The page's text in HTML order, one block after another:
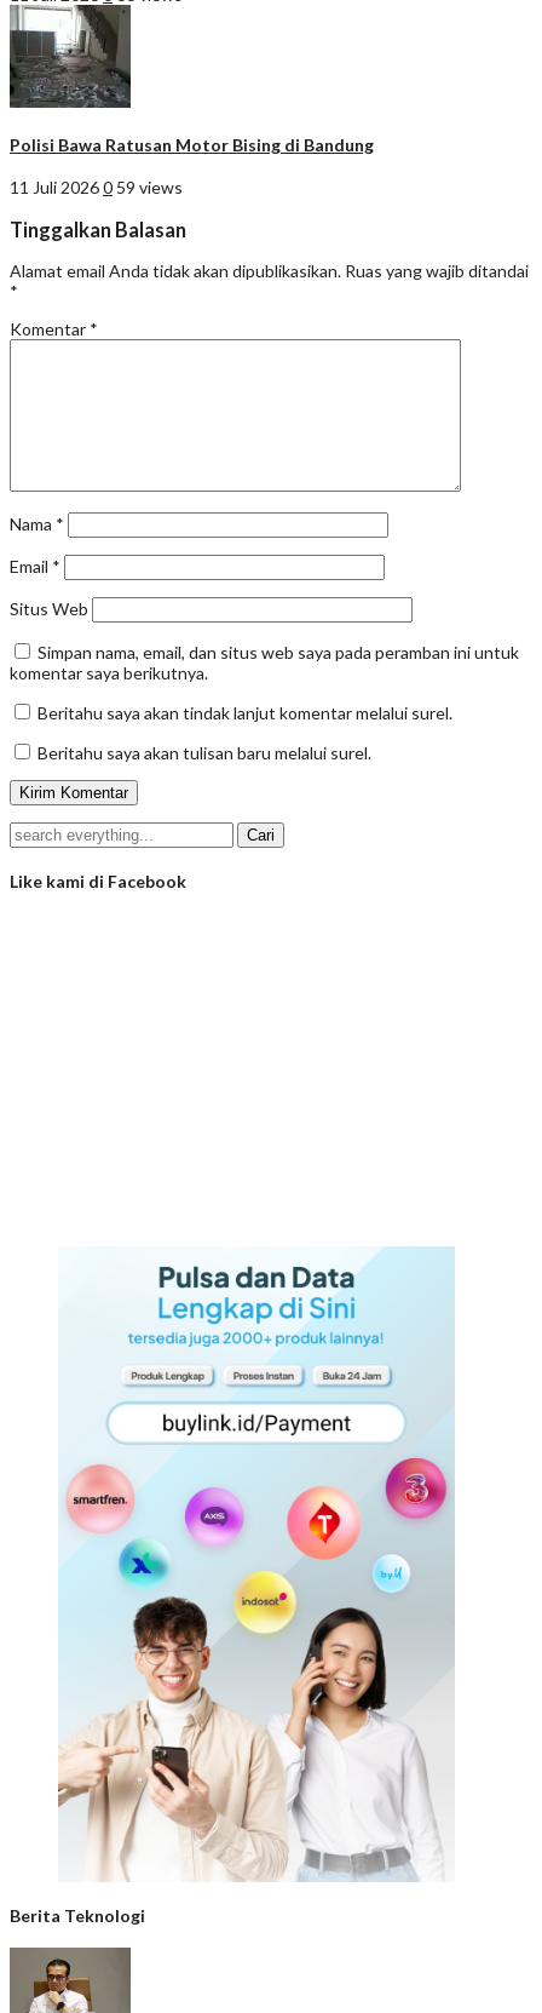
Polisi Bawa Ratusan Motor Bising di Bandung
11 Juli 20260 59 views
Tinggalkan Balasan
Alamat email Anda tidak akan dipublikasikan. Ruas yang wajib ditandai
*
Komentar *
Nama *
Email *
Situs Web
Simpan nama, email, dan situs web saya pada peramban ini untuk
komentar saya berikutnya.
Beritahu saya akan tindak lanjut komentar melalui surel.
Beritahu saya akan tulisan baru melalui surel.
Like kami di Facebook
Berita Teknologi